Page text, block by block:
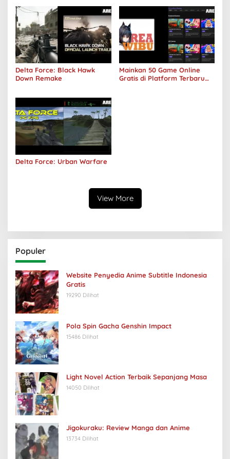
Delta Force: Black Hawk
Down Remake
Mainkan 50 Game Online
Gratis di Platform Terbaru
Delta Force: Urban Warfare
View More
Populer
Website Penyedia Anime Subtitle Indonesia
Gratis
19290 Dilihat
Pola Spin Gacha Genshin Impact
15486 Dilihat
Light Novel Action Terbaik Sepanjang Masa
14050 Dilihat
Jigokuraku: Review Manga dan Anime
13734 Dilihat